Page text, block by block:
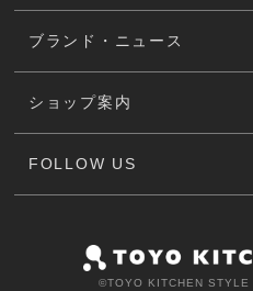
ブランド・ニュース
ショップ案内
FOLLOW US
©️TOYO KITCHEN